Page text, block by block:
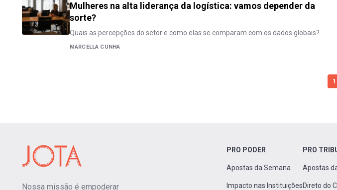
Mulheres na alta liderança da logística: vamos depender da
sorte?
Quais as percepções do setor e como elas se comparam com os dados globais?
MARCELLA CUNHA
1
Nossa missão é empoderar
PRO PODER
Apostas da Semana
Impacto nas Instituições
PRO
Apostas
Direto do